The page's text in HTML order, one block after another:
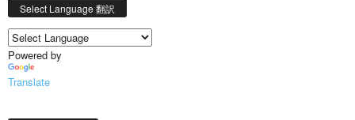
Select Language 翻訳
Powered by
Translate